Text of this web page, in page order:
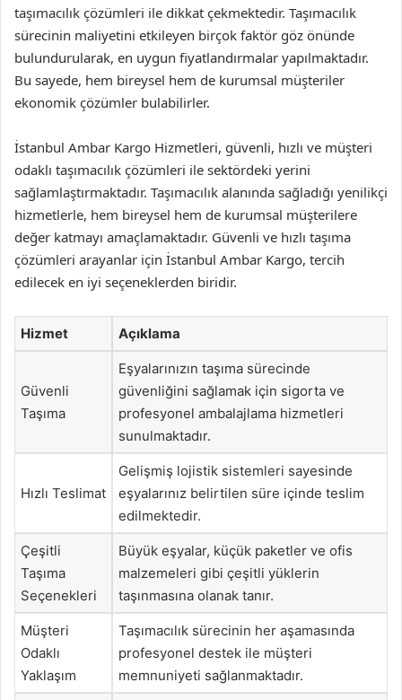
taşımacılık çözümleri ile dikkat çekmektedir. Taşımacılık
sürecinin maliyetini etkileyen birçok faktör göz önünde
bulundurularak, en uygun fiyatlandırmalar yapılmaktadır.
Bu sayede, hem bireysel hem de kurumsal müşteriler
ekonomik çözümler bulabilirler.
İstanbul Ambar Kargo Hizmetleri, güvenli, hızlı ve müşteri
odaklı taşımacılık çözümleri ile sektördeki yerini
sağlamlaştırmaktadır. Taşımacılık alanında sağladığı yenilikçi
hizmetlerle, hem bireysel hem de kurumsal müşterilere
değer katmayı amaçlamaktadır. Güvenli ve hızlı taşıma
çözümleri arayanlar için İstanbul Ambar Kargo, tercih
edilecek en iyi seçeneklerden biridir.
Hizmet Açıklama
Güvenli
Taşıma
Eşyalarınızın taşıma sürecinde
güvenliğini sağlamak için sigorta ve
profesyonel ambalajlama hizmetleri
sunulmaktadır.
Hızlı Teslimat
Gelişmiş lojistik sistemleri sayesinde
eşyalarınız belirtilen süre içinde teslim
edilmektedir.
Çeşitli
Taşıma
Seçenekleri
Büyük eşyalar, küçük paketler ve ofis
malzemeleri gibi çeşitli yüklerin
taşınmasına olanak tanır.
Müşteri
Odaklı
Yaklaşım
Taşımacılık sürecinin her aşamasında
profesyonel destek ile müşteri
memnuniyeti sağlanmaktadır.